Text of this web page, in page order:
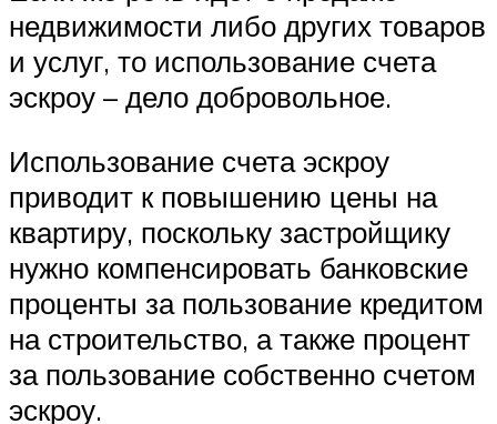
недвижимости либо других товаров
и услуг, то использование счета
эскроу – дело добровольное.
Использование счета эскроу
приводит к повышению цены на
квартиру, поскольку застройщику
нужно компенсировать банковские
проценты за пользование кредитом
на строительство, а также процент
за пользование собственно счетом
эскроу.